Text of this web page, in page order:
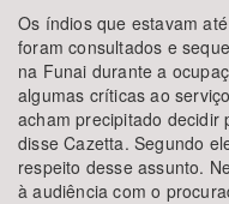
Os índios que estavam
foram consultados e
na Funai durante a
algumas críticas ao
acham precipitado decidir
disse Cazetta. Segundo
respeito desse assunto.
à audiência com o